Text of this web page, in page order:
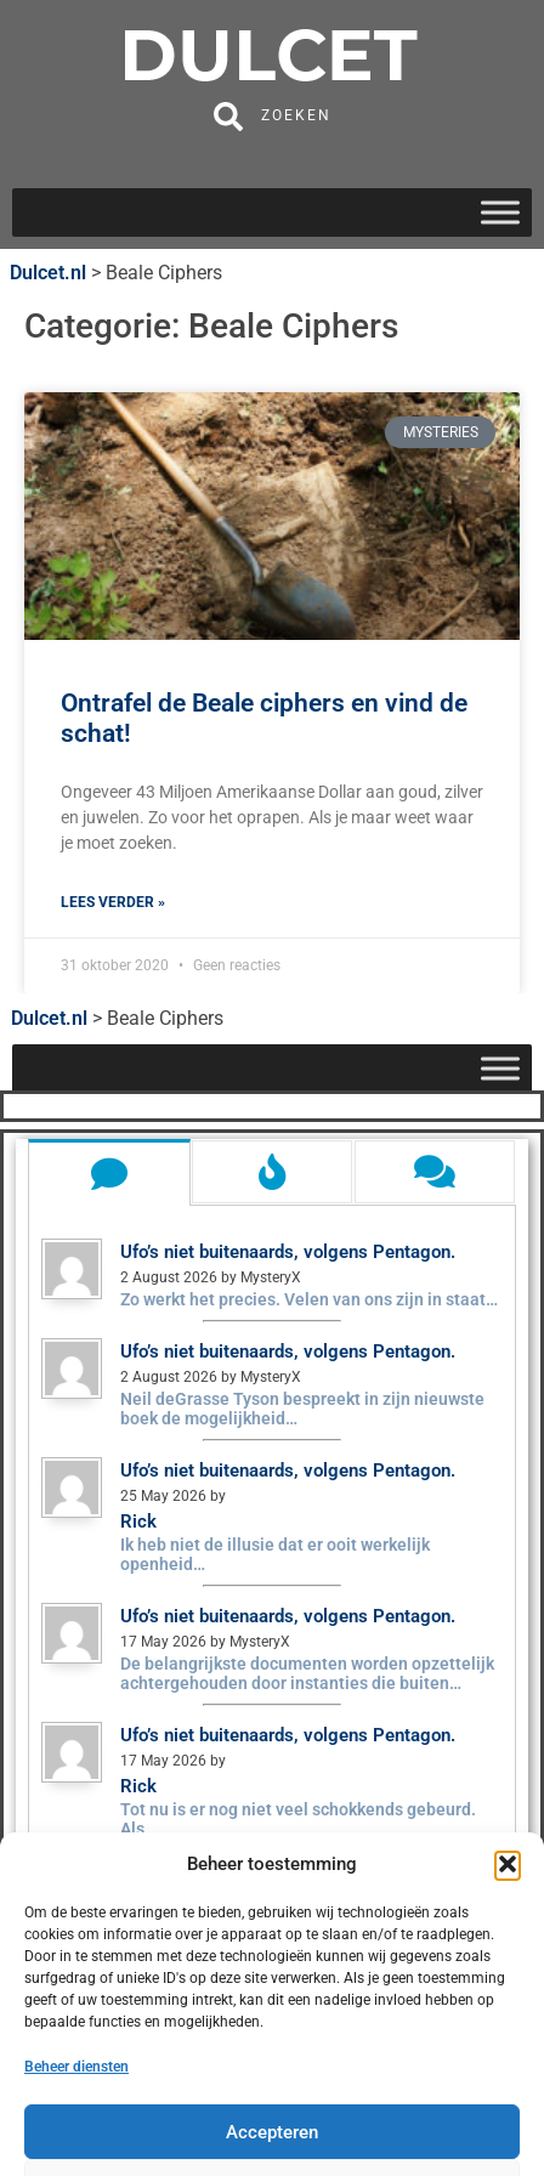
Beheer toestemming
Om de beste ervaringen te bieden, gebruiken wij technologieën zoals
cookies om informatie over je apparaat op te slaan en/of te raadplegen.
Door in te stemmen met deze technologieën kunnen wij gegevens zoals
surfgedrag of unieke ID's op deze site verwerken. Als je geen toestemming
geeft of uw toestemming intrekt, kan dit een nadelige invloed hebben op
bepaalde functies en mogelijkheden.
Beheer diensten
Accepteren
ZOEKEN
Dulcet.nl > Beale Ciphers
Categorie: Beale Ciphers
MYSTERIES
Ontrafel de Beale ciphers en vind de
schat!
Ongeveer 43 Miljoen Amerikaanse Dollar aan goud, zilver
en juwelen. Zo voor het oprapen. Als je maar weet waar
je moet zoeken.
LEES VERDER »
31 oktober 2020 Geen reacties
Dulcet.nl > Beale Ciphers
Ufo’s niet buitenaards, volgens Pentagon.
2 August 2026 by MysteryX
Zo werkt het precies. Velen van ons zijn in staat…
Ufo’s niet buitenaards, volgens Pentagon.
2 August 2026 by MysteryX
Neil deGrasse Tyson bespreekt in zijn nieuwste
boek de mogelijkheid…
Ufo’s niet buitenaards, volgens Pentagon.
25 May 2026 by
Rick
Ik heb niet de illusie dat er ooit werkelijk
openheid…
Ufo’s niet buitenaards, volgens Pentagon.
17 May 2026 by MysteryX
De belangrijkste documenten worden opzettelijk
achtergehouden door instanties die buiten…
Ufo’s niet buitenaards, volgens Pentagon.
17 May 2026 by
Rick
Tot nu is er nog niet veel schokkends gebeurd.
Als…
Ufo’s niet buitenaards, volgens Pentagon.
9 May 2026 by MysteryX
Het Pentagon heeft ruim 160 UFO‑dossiers
vrijgegeven. Er zijn geen…
© 2025 Dulcet.nl